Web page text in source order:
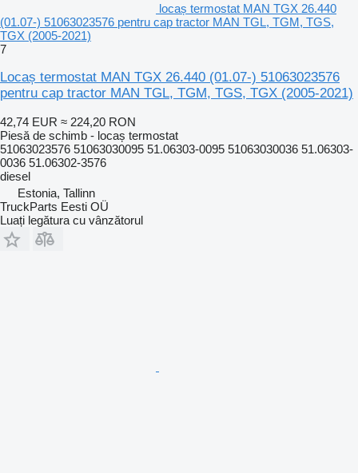
locaș termostat MAN TGX 26.440
(01.07-) 51063023576 pentru cap tractor MAN TGL, TGM, TGS,
TGX (2005-2021)
7
Locaș termostat MAN TGX 26.440 (01.07-) 51063023576
pentru cap tractor MAN TGL, TGM, TGS, TGX (2005-2021)
42,74 EUR ≈ 224,20 RON
Piesă de schimb - locaș termostat
51063023576 51063030095 51.06303-0095 51063030036 51.06303-
0036 51.06302-3576
diesel
Estonia, Tallinn
TruckParts Eesti OÜ
Luați legătura cu vânzătorul